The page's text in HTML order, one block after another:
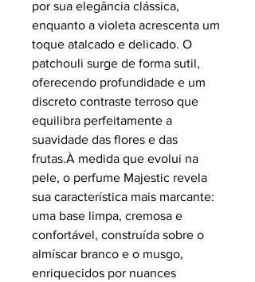
por sua elegância clássica,
enquanto a violeta acrescenta um
toque atalcado e delicado. O
patchouli surge de forma sutil,
oferecendo profundidade e um
discreto contraste terroso que
equilibra perfeitamente a
suavidade das flores e das
frutas.À medida que evolui na
pele, o perfume Majestic revela
sua característica mais marcante:
uma base limpa, cremosa e
confortável, construída sobre o
almíscar branco e o musgo,
enriquecidos por nuances